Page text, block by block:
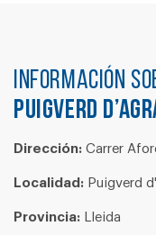
Información
PUIGVERD
Dirección: Carrer
Localidad: Puigverd
Provincia: Lleida